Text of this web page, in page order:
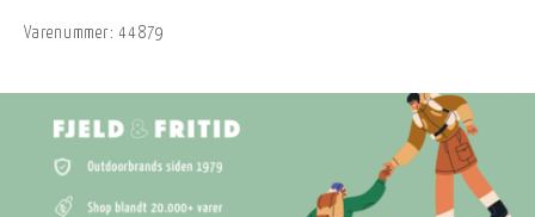
Varenummer: 44879